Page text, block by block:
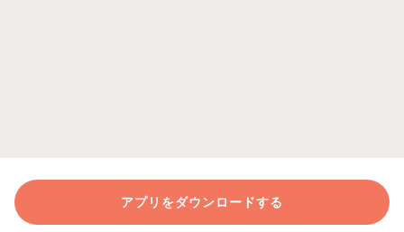
アプリをダウンロードする